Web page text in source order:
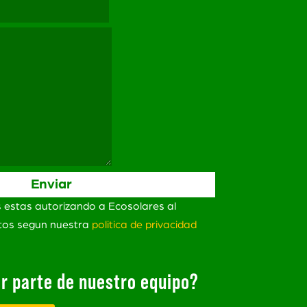
estas autorizando a Ecosolares al
segun nuestra politica de privacidad
parte de nuestro equipo?